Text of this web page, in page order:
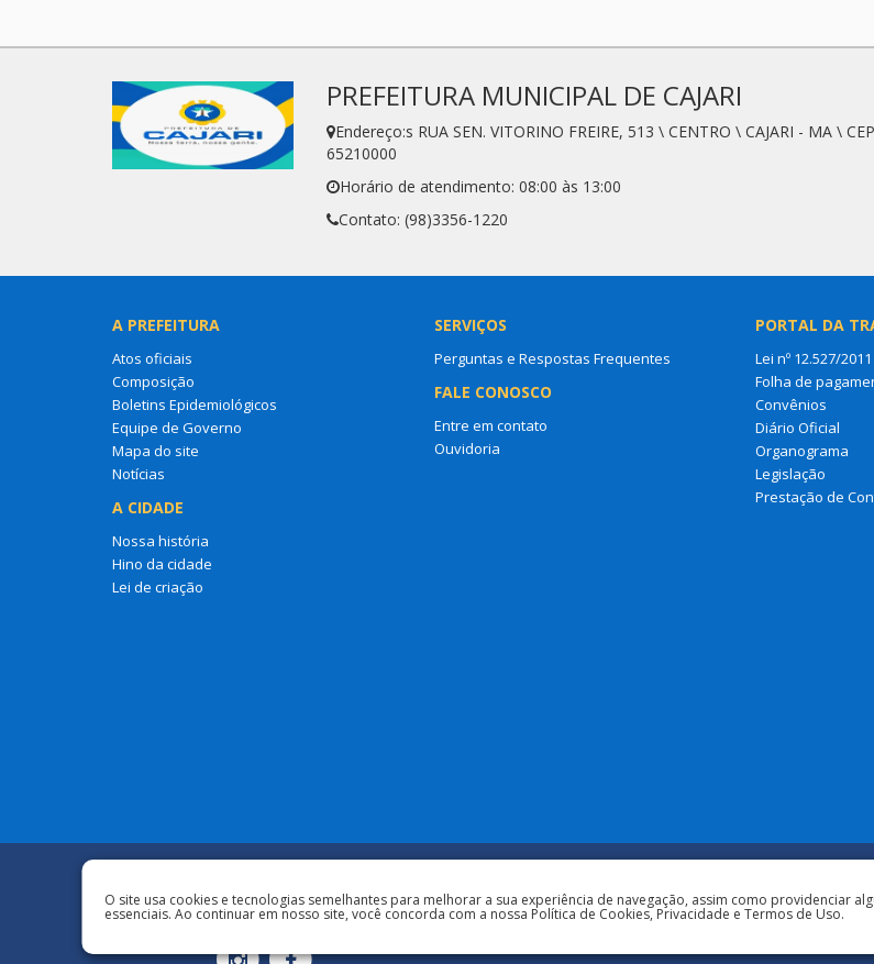
PREFEITURA MUNICIPAL DE CAJARI
Endereço:s RUA SEN. VITORINO FREIRE, 513 \ CENTRO \ CAJARI - MA \
65210000
Horário de atendimento: 08:00 às 13:00
Contato: (98)3356-1220
A PREFEITURA
Atos oficiais
Composição
Boletins Epidemiológicos
Equipe de Governo
Mapa do site
Notícias
A CIDADE
Nossa história
Hino da cidade
Lei de criação
SERVIÇOS
Perguntas e Respostas Frequentes
FALE CONOSCO
Entre em contato
Ouvidoria
PORTAL DA
Lei nº 12.527/2011
Folha de
Convênios
Diário Oficial
Organograma
Legislação
Prestação de
Redes Sociais
O site usa cookies e tecnologias semelhantes para melhorar a sua experiência de navegação, assim como providenciar
essenciais. Ao continuar em nosso site, você concorda com a nossa Política de Cookies, Privacidade e Termos de Uso.